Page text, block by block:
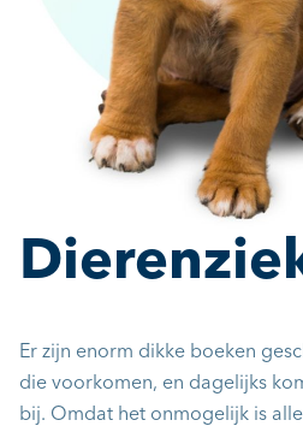
Er zijn enorm dikke boeken
die voorkomen, en dagelijks
bij. Omdat het onmogelijk is